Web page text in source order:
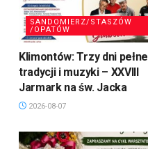
SANDOMIERZ/STASZÓW
/OPATÓW
Klimontów: Trzy dni pełne
tradycji i muzyki – XXVIII
Jarmark na św. Jacka
2026-08-07